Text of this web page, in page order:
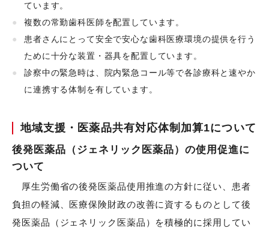
ています。
複数の常勤歯科医師を配置しています。
患者さんにとって安全で安心な歯科医療環境の提供を行う
ために十分な装置・器具を配置しています。
診察中の緊急時は、院内緊急コール等で各診療科と速やか
に連携する体制を有しています。
地域支援・医薬品共有対応体制加算1について
後発医薬品（ジェネリック医薬品）の使用促進に
ついて
厚生労働省の後発医薬品使用推進の方針に従い、患者
負担の軽減、医療保険財政の改善に資するものとして後
発医薬品（ジェネリック医薬品）を積極的に採用してい